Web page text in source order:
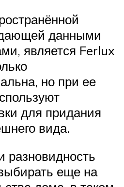
данными
является Ferlux
но при ее
для придания
вида.
разновидность
еще на